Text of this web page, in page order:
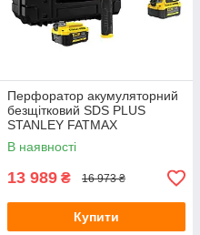
Перфоратор акумуляторний
безщітковий SDS PLUS
STANLEY FATMAX
SFMCH900M22
В наявності
13 989 ₴ 16 973 ₴
Купити